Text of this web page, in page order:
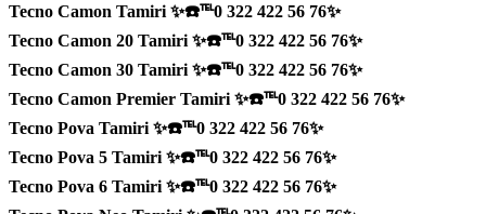
Tecno Camon Tamiri ✨☎️℡0 322 422 56 76✨
Tecno Camon 20 Tamiri ✨☎️℡0 322 422 56 76✨
Tecno Camon 30 Tamiri ✨☎️℡0 322 422 56 76✨
Tecno Camon Premier Tamiri ✨☎️℡0 322 422 56 76✨
Tecno Pova Tamiri ✨☎️℡0 322 422 56 76✨
Tecno Pova 5 Tamiri ✨☎️℡0 322 422 56 76✨
Tecno Pova 6 Tamiri ✨☎️℡0 322 422 56 76✨